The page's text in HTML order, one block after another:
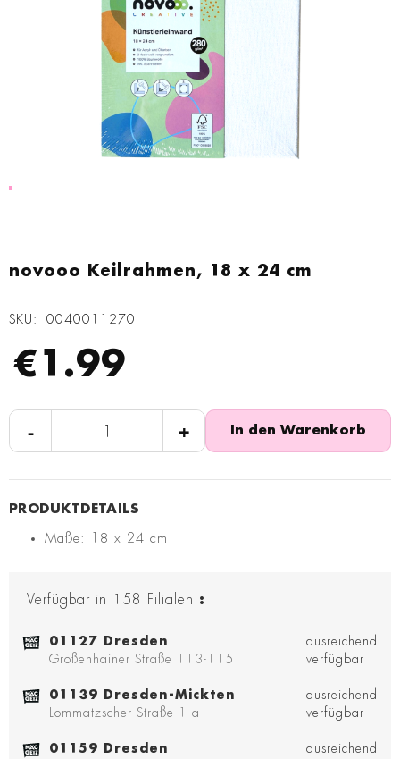
novooo Keilrahmen, 18 x 24 cm
SKU 0040011270
€1.99
- + In den Warenkorb
Maße: 18 x 24 cm
Verfügbar in 158 Filialen :
01127 Dresden
Großenhainer Straße 113-115
ausreichend
verfügbar
01139 Dresden-Mickten
Lommatzscher Straße 1 a
ausreichend
verfügbar
01159 Dresden
ausreichend
Anfang
springen